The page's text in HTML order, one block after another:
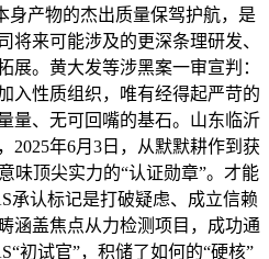
身产物的杰出质量保驾护航，是
将来可能涉及的更深条理研发、
展。黄大发等涉黑案一审宣判：
入性质组织，唯有经得起严苛的
量、无可回嘴的基石。山东临沂
2025年6月3日，从默默耕作到获
味顶尖实力的“认证勋章”。才能
承认标记是打破疑虑、成立信赖
涵盖焦点从力检测项目，成功通
初试官”，积储了如何的“硬核”